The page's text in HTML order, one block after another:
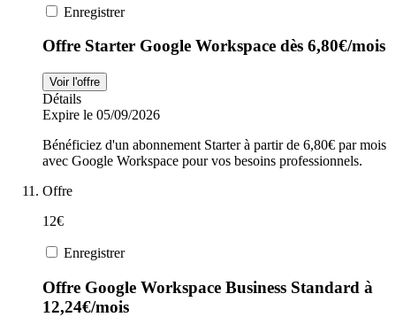
Enregistrer
Offre Starter Google Workspace dès 6,80€/mois
Voir l'offre
Détails
Expire le 05/09/2026
Bénéficiez d'un abonnement Starter à partir de 6,80€ par mois
avec Google Workspace pour vos besoins professionnels.
Offre
12€
Enregistrer
Offre Google Workspace Business Standard à
12,24€/mois